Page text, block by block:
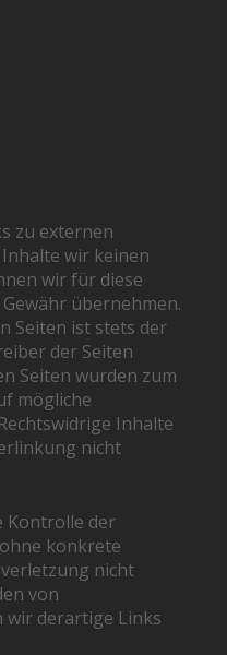
zu externen
wir keinen
wir für diese
übernehmen.
Seiten ist stets der
der Seiten
Seiten wurden zum
mögliche
Inhalte
nicht
Kontrolle der
konkrete
nicht
von
wir derartige Links